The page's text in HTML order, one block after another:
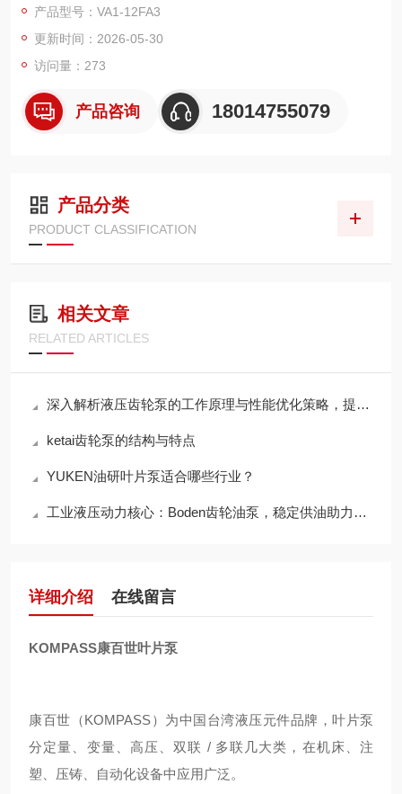
产品型号：VA1-12FA3
更新时间：2026-05-30
访问量：273
产品咨询 18014755079
产品分类
PRODUCT CLASSIFICATION
相关文章
RELATED ARTICLES
深入解析液压齿轮泵的工作原理与性能优化策略，提升液压系统效率
ketai齿轮泵的结构与特点
YUKEN油研叶片泵适合哪些行业？
工业液压动力核心：Boden齿轮油泵，稳定供油助力设备高效连续运转
详细介绍 在线留言
KOMPASS康百世叶片泵
康百世（KOMPASS）为中国台湾液压元件品牌，叶片泵
分定量、变量、高压、双联 / 多联几大类，在机床、注
塑、压铸、自动化设备中应用广泛。